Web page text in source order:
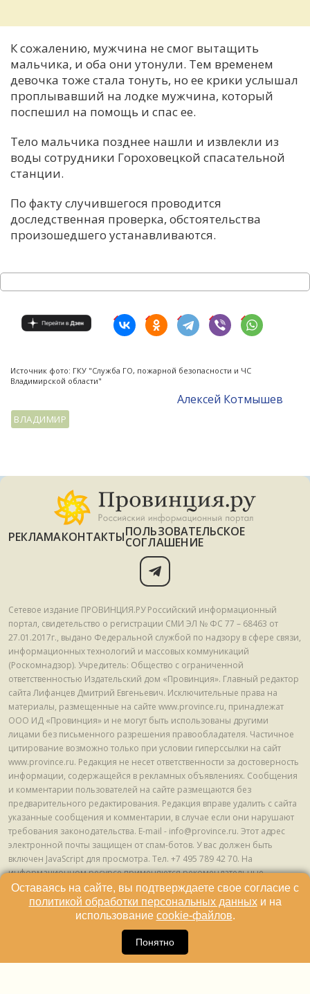
К сожалению, мужчина не смог вытащить
мальчика, и оба они утонули. Тем временем
девочка тоже стала тонуть, но ее крики услышал
проплывавший на лодке мужчина, который
поспешил на помощь и спас ее.
Тело мальчика позднее нашли и извлекли из
воды сотрудники Гороховецкой спасательной
станции.
По факту случившегося проводится
доследственная проверка, обстоятельства
произошедшего устанавливаются.
Источник фото: ГКУ "Служба ГО, пожарной безопасности и ЧС
Владимирской области"
Алексей Котмышев
ВЛАДИМИР
РЕКЛАМАКОНТАКТЫПОЛЬЗОВАТЕЛЬСКОЕ
СОГЛАШЕНИЕ
Сетевое издание ПРОВИНЦИЯ.РУ Российский информационный
портал, свидетельство о регистрации СМИ ЭЛ № ФС 77 – 68463 от
27.01.2017г., выдано Федеральной службой по надзору в сфере связи,
информационных технологий и массовых коммуникаций
(Роскомнадзор). Учредитель: Общество с ограниченной
ответственностью Издательский дом «Провинция». Главный редактор
сайта Лифанцев Дмитрий Евгеньевич. Исключительные права на
материалы, размещенные на сайте www.province.ru, принадлежат
ООО ИД «Провинция» и не могут быть использованы другими
лицами без письменного разрешения правообладателя. Частичное
цитирование возможно только при условии гиперссылки на сайт
www.province.ru. Редакция не несет ответственности за достоверность
информации, содержащейся в рекламных объявлениях. Сообщения
и комментарии пользователей на сайте размещаются без
предварительного редактирования. Редакция вправе удалить с сайта
указанные сообщения и комментарии, в случае если они нарушают
требования законодательства. E-mail - info@province.ru. Этот адрес
электронной почты защищен от спам-ботов. У вас должен быть
включен JavaScript для просмотра. Tел. +7 495 789 42 70. На
информационном ресурсе применяются рекомендательные
технологии (информационные технологии предоставления
информации на основе сбора, систематизации и анализа сведений,
относящихся к предпочтениям пользователей сети "Интернет",
находящихся на территории Российской Федерации) © ООО ИД
Оставаясь на сайте, вы подтверждаете свое согласие с
политикой обработки персональных данныхи на
использование cookie-файлов.
Понятно